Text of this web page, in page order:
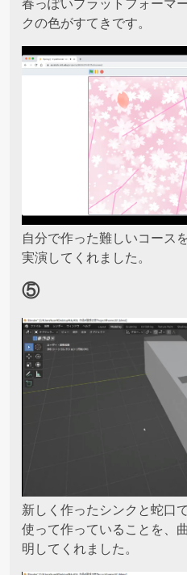
春っぽいプラットフォーマ
クの色がすてきです。
自分で作った難しいコース
実演してくれました。
⑤
新しく作ったシンクと蛇口
使って作っていることを、
明してくれました。